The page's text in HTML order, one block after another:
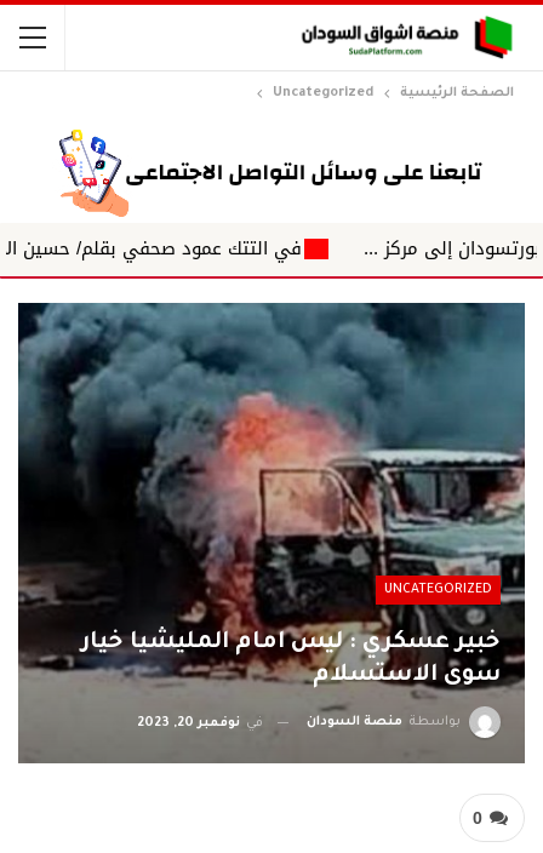
الصفحة الرئيسية Uncategorized
مركز ... في التتك عمود صحفي بقلم/ حسين الاغبش
UNCATEGORIZED
خبير عسكري : ليس امام المليشيا خيار
سوى الاستسلام
بواسطة منصة السودان في نوفمبر 20, 2023
0